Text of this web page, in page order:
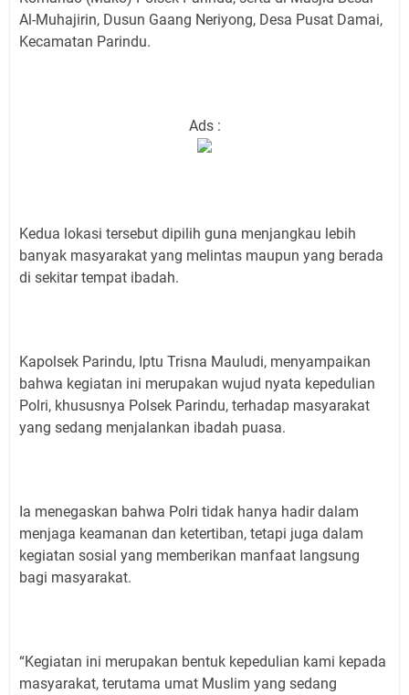
Al-Muhajirin, Dusun Gaang Neriyong, Desa Pusat Damai,
Kecamatan Parindu.
Ads :
Kedua lokasi tersebut dipilih guna menjangkau lebih
banyak masyarakat yang melintas maupun yang berada
di sekitar tempat ibadah.
Kapolsek Parindu, Iptu Trisna Mauludi, menyampaikan
bahwa kegiatan ini merupakan wujud nyata kepedulian
Polri, khususnya Polsek Parindu, terhadap masyarakat
yang sedang menjalankan ibadah puasa.
Ia menegaskan bahwa Polri tidak hanya hadir dalam
menjaga keamanan dan ketertiban, tetapi juga dalam
kegiatan sosial yang memberikan manfaat langsung
bagi masyarakat.
“Kegiatan ini merupakan bentuk kepedulian kami kepada
masyarakat, terutama umat Muslim yang sedang